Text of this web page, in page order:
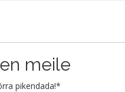
meile
pikendada!*